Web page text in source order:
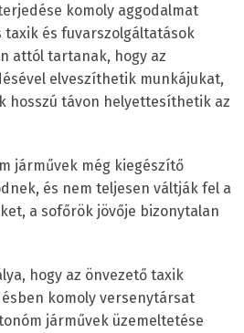
komoly aggodalmat
taxik és fuvarszolgáltatások
attól tartanak, hogy az
elveszíthetik munkájukat,
hosszú távon helyettesíthetik az
járművek még kiegészítő
és nem teljesen váltják fel a
a sofőrök jövője bizonytalan
hogy az önvezető taxik
komoly versenytársat
járművek üzemeltetése